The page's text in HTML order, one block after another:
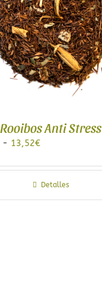
Rooibos Anti Stress
- 13,52€Rango
precios:
3,20€
Detalles